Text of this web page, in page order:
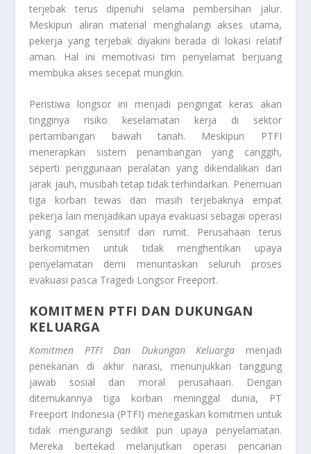
terjebak terus dipenuhi selama pembersihan jalur.
Meskipun aliran material menghalangi akses utama,
pekerja yang terjebak diyakini berada di lokasi relatif
aman. Hal ini memotivasi tim penyelamat berjuang
membuka akses secepat mungkin.
Peristiwa longsor ini menjadi pengingat keras akan
tingginya risiko keselamatan kerja di sektor
pertambangan bawah tanah. Meskipun PTFI
menerapkan sistem penambangan yang canggih,
seperti penggunaan peralatan yang dikendalikan dari
jarak jauh, musibah tetap tidak terhindarkan. Penemuan
tiga korban tewas dan masih terjebaknya empat
pekerja lain menjadikan upaya evakuasi sebagai operasi
yang sangat sensitif dan rumit. Perusahaan terus
berkomitmen untuk tidak menghentikan upaya
penyelamatan demi menuntaskan seluruh proses
evakuasi pasca Tragedi Longsor Freeport.
KOMITMEN PTFI DAN DUKUNGAN
KELUARGA
Komitmen PTFI Dan Dukungan Keluarga menjadi
penekanan di akhir narasi, menunjukkan tanggung
jawab sosial dan moral perusahaan. Dengan
ditemukannya tiga korban meninggal dunia, PT
Freeport Indonesia (PTFI) menegaskan komitmen untuk
tidak mengurangi sedikit pun upaya penyelamatan.
Mereka bertekad melanjutkan operasi pencarian